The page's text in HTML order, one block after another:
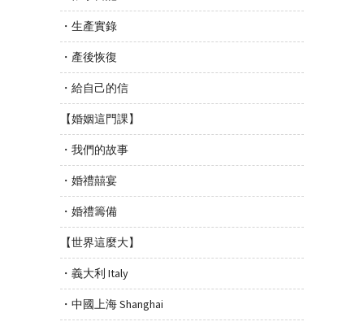
・生產實錄
・產後恢復
・給自己的信
【婚姻這門課】
・我們的故事
・婚禮囍宴
・婚禮籌備
【世界這麼大】
・義大利 Italy
・中國上海 Shanghai